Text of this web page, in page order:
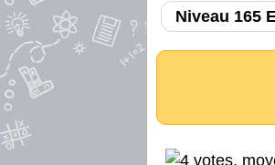
Niveau 165